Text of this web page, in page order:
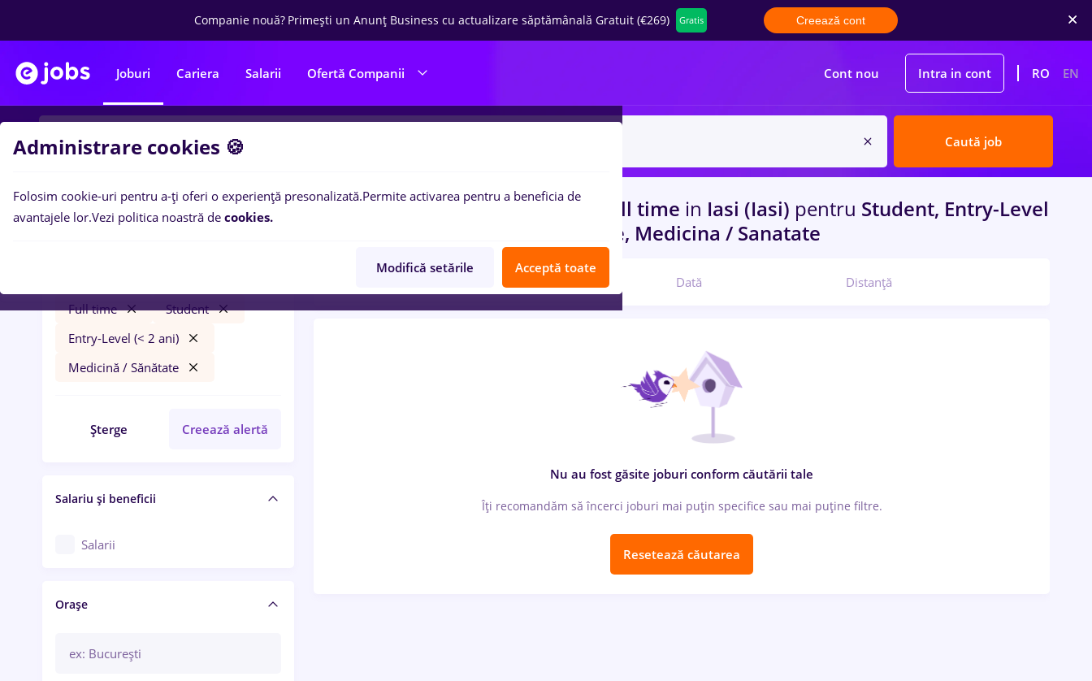
Companie nouă? Primești un Anunț Business cu actualizare săptămânală Gratuit (€269) Gratis Creează cont
Joburi Cariera Salarii Ofertă Companii Cont nou Intra in cont RO EN
Caută job
Filtre
Full time
Student
Entry-Level (< 2 ani)
Medicină / Sănătate
Șterge Creează alertă
Salariu și beneficii
Salarii
Orașe
0locuri de muncafood panda, Full time in Iasi (Iasi) pentru Student, Entry-Level
Transport / Distributie, Medicina / Sanatate
Relevanță Dată Distanță
Nu au fost găsite joburi conform căutării tale
Îți recomandăm să încerci joburi mai puțin specifice sau mai puține filtre.
Resetează căutarea
Administrare cookies 🍪
Folosim cookie-uri pentru a-ți oferi o experiență presonalizată.Permite activarea pentru a beneficia de
avantajele lor.Vezi politica noastră de cookies.
Modifică setările Acceptă toate